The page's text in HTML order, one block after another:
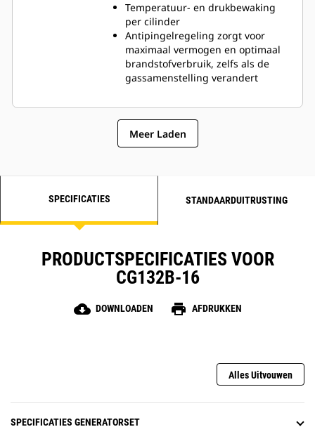
Temperatuur- en drukbewaking
per cilinder
Antipingelregeling zorgt voor
maximaal vermogen en optimaal
brandstofverbruik, zelfs als de
gassamenstelling verandert
Meer Laden
SPECIFICATIES STANDAARDUITRUSTING
PRODUCTSPECIFICATIES VOOR
CG132B-16
cloud_download DOWNLOADEN print AFDRUKKEN
Alles Uitvouwen
SPECIFICATIES GENERATORSET